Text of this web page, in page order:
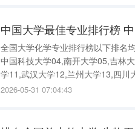
中国大学最佳专业排行榜
全国大学化学专业排行榜以下排名
中国科技大学04,南开大学05,吉林
学11,武汉大学12,兰州大学13,四川
学4,吉林大学5,中科大分析化学排
2026-05-31 07:04:43